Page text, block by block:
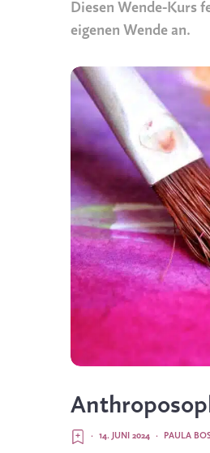
Diesen Wende-Kurs
eigenen Wende an.
PAULA
·
14. JUNI 2024
·